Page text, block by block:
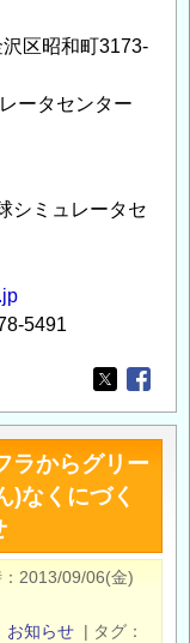
区昭和町3173-
タセンター
シミュレータセ
5491
Opens in
ラからグリー
くにづく
2013/09/06(金)
お知らせ | タグ